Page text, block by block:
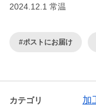
2024.12.1 常温
#ポストにお届け
カテゴリ 加